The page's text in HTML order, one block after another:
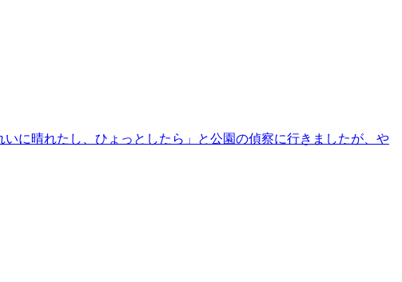
に晴れたし、ひょっとしたら」と公園の偵察に行きましたが、や